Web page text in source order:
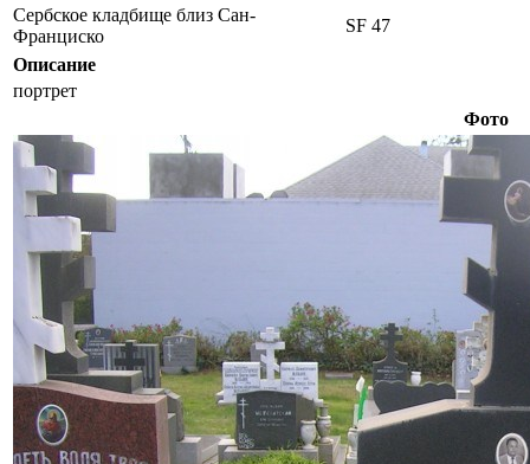
Сербское кладбище близ Сан-
Франциско
SF 47
Описание
портрет
Фото